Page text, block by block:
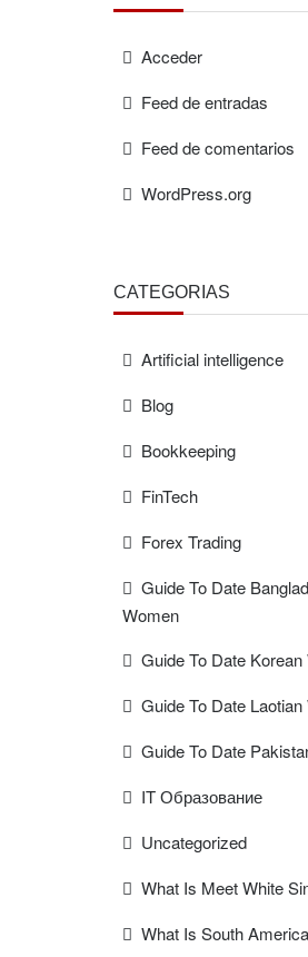
Acceder
Feed de entradas
Feed de comentarios
WordPress.org
CATEGORÍAS
Artificial intelligence
Blog
Bookkeeping
FinTech
Forex Trading
Guide To Date
Women
Guide To Date
Guide To Date
Guide To Date
IT Образование
Uncategorized
What Is Meet White
What Is South